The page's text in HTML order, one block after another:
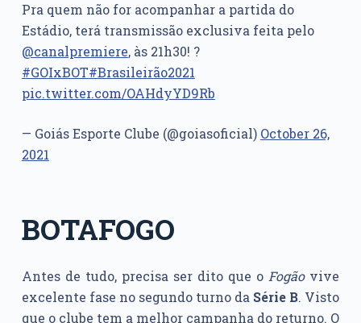
Pra quem não for acompanhar a partida do
Estádio, terá transmissão exclusiva feita pelo
@canalpremiere, às 21h30! ?
#GOIxBOT#Brasileirão2021
pic.twitter.com/OAHdyYD9Rb
— Goiás Esporte Clube (@goiasoficial) October 26,
2021
BOTAFOGO
Antes de tudo, precisa ser dito que oFogãovive
excelente fase no segundo turno da Série B. Visto
que o clube tem a melhor campanha do returno. O